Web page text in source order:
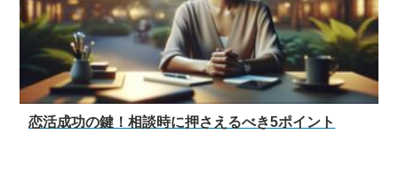
恋活成功の鍵！相談時に押さえるべき5ポイント